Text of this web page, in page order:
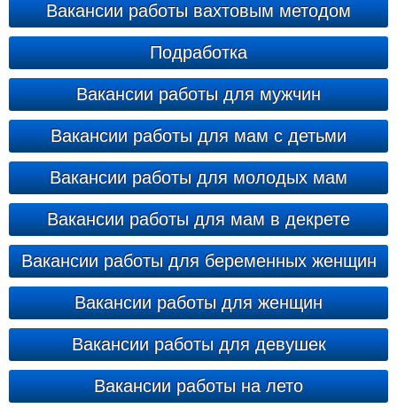
Вакансии работы вахтовым методом
Подработка
Вакансии работы для мужчин
Вакансии работы для мам с детьми
Вакансии работы для молодых мам
Вакансии работы для мам в декрете
Вакансии работы для беременных женщин
Вакансии работы для женщин
Вакансии работы для девушек
Вакансии работы на лето